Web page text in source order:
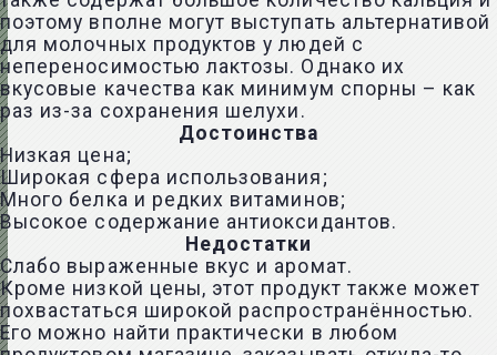
поэтому вполне могут выступать альтернативой
для молочных продуктов у людей с
непереносимостью лактозы. Однако их
вкусовые качества как минимум спорны – как
раз из-за сохранения шелухи.
Достоинства
Низкая цена;
Широкая сфера использования;
Много белка и редких витаминов;
Высокое содержание антиоксидантов.
Недостатки
Слабо выраженные вкус и аромат.
Кроме низкой цены, этот продукт также может
похвастаться широкой распространённостью.
Его можно найти практически в любом